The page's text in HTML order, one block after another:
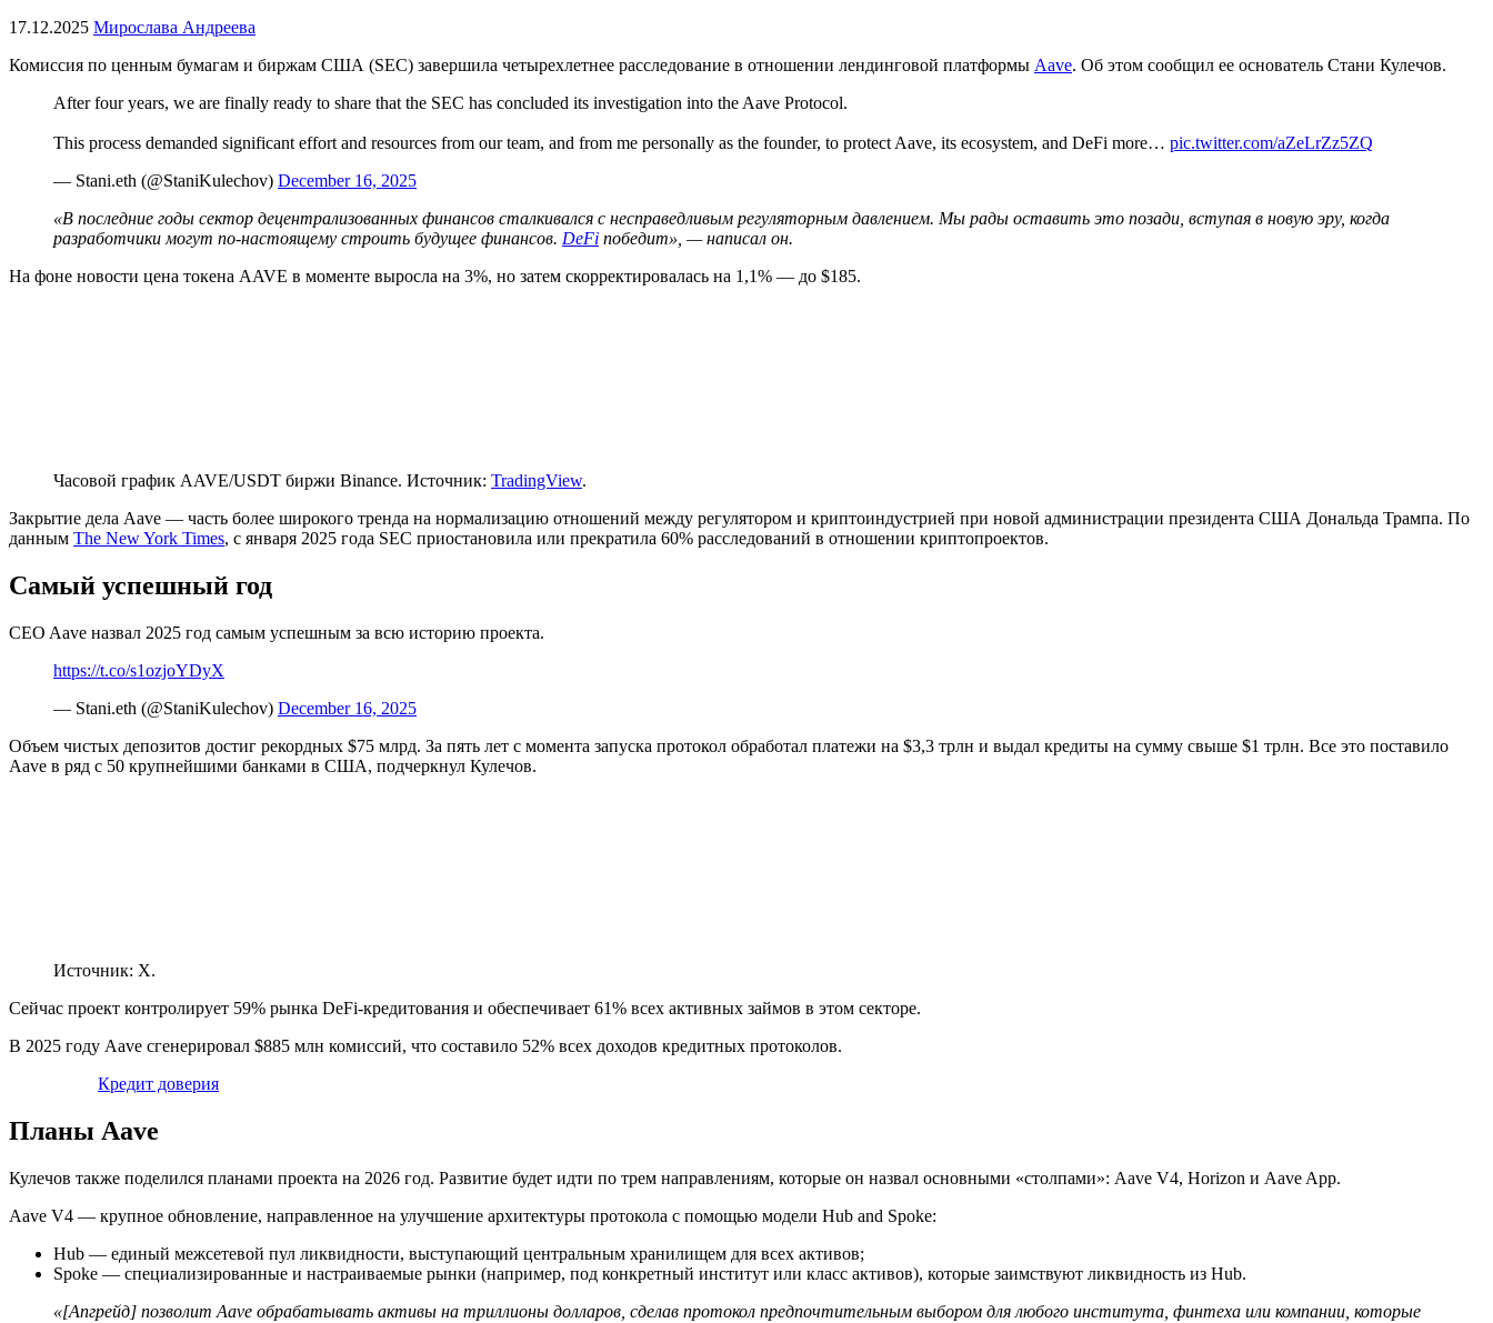
17.12.2025 Мирослава Андреева
Комиссия по ценным бумагам и биржам США (SEC) завершила четырехлетнее расследование в отношении лендинговой платформы Aave. Об этом сообщил ее основатель Стани Кулечов.
After four years, we are finally ready to share that the SEC has concluded its investigation into the Aave Protocol.
This process demanded significant effort and resources from our team, and from me personally as the founder, to protect Aave, its ecosystem, and DeFi more… pic.twitter.com/aZeLrZz5ZQ
— Stani.eth (@StaniKulechov) December 16, 2025
«В последние годы сектор децентрализованных финансов сталкивался с несправедливым регуляторным давлением. Мы рады оставить это позади, вступая в новую эру, когда
разработчики могут по-настоящему строить будущее финансов. DeFi победит», — написал он.
На фоне новости цена токена AAVE в моменте выросла на 3%, но затем скорректировалась на 1,1% — до $185.
Часовой график AAVE/USDT биржи Binance. Источник: TradingView.
Закрытие дела Aave — часть более широкого тренда на нормализацию отношений между регулятором и криптоиндустрией при новой администрации президента США Дональда Трампа. По
данным The New York Times, с января 2025 года SEC приостановила или прекратила 60% расследований в отношении криптопроектов.
Самый успешный год
CEO Aave назвал 2025 год самым успешным за всю историю проекта.
https://t.co/s1ozjoYDyX
— Stani.eth (@StaniKulechov) December 16, 2025
Объем чистых депозитов достиг рекордных $75 млрд. За пять лет с момента запуска протокол обработал платежи на $3,3 трлн и выдал кредиты на сумму свыше $1 трлн. Все это поставило
Aave в ряд с 50 крупнейшими банками в США, подчеркнул Кулечов.
Источник: X.
Сейчас проект контролирует 59% рынка DeFi-кредитования и обеспечивает 61% всех активных займов в этом секторе.
В 2025 году Aave сгенерировал $885 млн комиссий, что составило 52% всех доходов кредитных протоколов.
Кредит доверия
Планы Aave
Кулечов также поделился планами проекта на 2026 год. Развитие будет идти по трем направлениям, которые он назвал основными «столпами»: Aave V4, Horizon и Aave App.
Aave V4 — крупное обновление, направленное на улучшение архитектуры протокола с помощью модели Hub and Spoke:
Hub — единый межсетевой пул ликвидности, выступающий центральным хранилищем для всех активов;
Spoke — специализированные и настраиваемые рынки (например, под конкретный институт или класс активов), которые заимствуют ликвидность из Hub.
«[Апгрейд] позволит Aave обрабатывать активы на триллионы долларов, сделав протокол предпочтительным выбором для любого института, финтеха или компании, которые